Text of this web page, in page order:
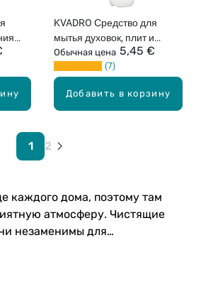
Добавить в корзину
KVADRO Средство для
мытья духовок, плит и
грилей, 700мл
Обычная цена 5,45 €
7
1 2
каждого дома, поэтому там
атмосферу. Чистящие
незаменимы для